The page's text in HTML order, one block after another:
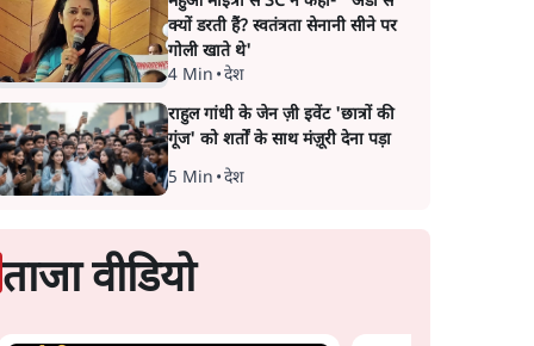
क्यों डरती हैं? स्वतंत्रता सेनानी सीने पर
गोली खाते थे'
4 Min •देश
राहुल गांधी के जेन ज़ी इवेंट 'छात्रों की
गूंज' को शर्तों के साथ मंज़ूरी देना पड़ा
5 Min •देश
ताजा वीडियो